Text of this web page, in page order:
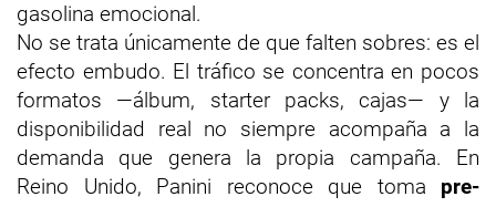
gasolina emocional.
No se trata únicamente de que falten sobres: es el
efecto embudo. El tráfico se concentra en pocos
formatos —álbum, starter packs, cajas— y la
disponibilidad real no siempre acompaña a la
demanda que genera la propia campaña. En
Reino Unido, Panini reconoce que toma pre-